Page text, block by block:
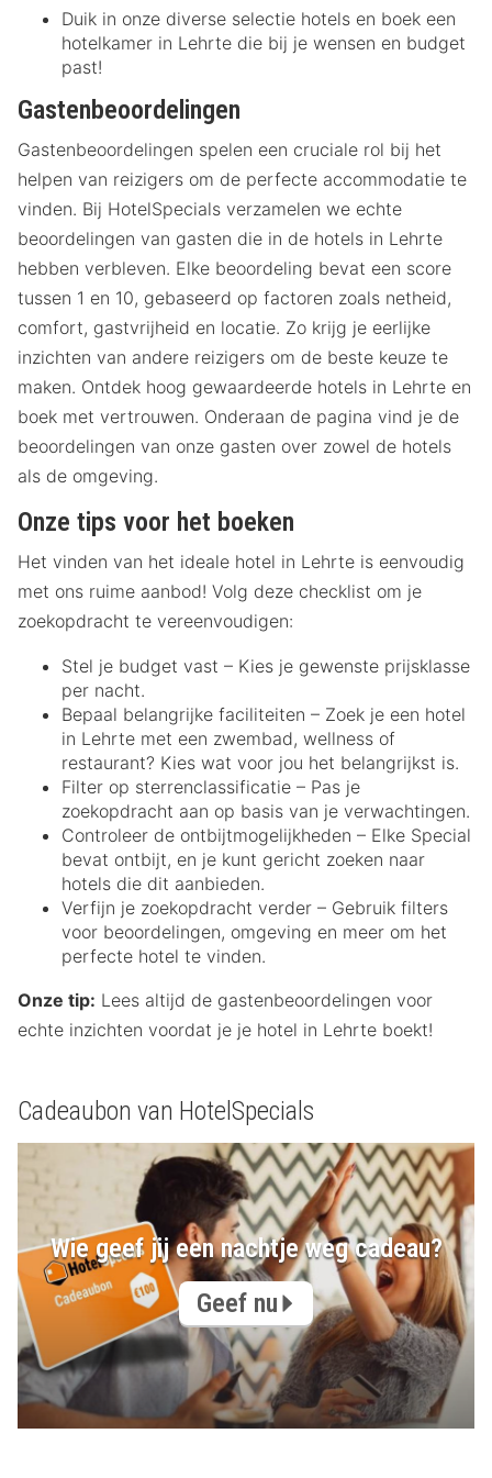
Duik in onze diverse selectie hotels en boek een
hotelkamer in Lehrte die bij je wensen en budget
past!
Gastenbeoordelingen
Gastenbeoordelingen spelen een cruciale rol bij het
helpen van reizigers om de perfecte accommodatie te
vinden. Bij HotelSpecials verzamelen we echte
beoordelingen van gasten die in de hotels in Lehrte
hebben verbleven. Elke beoordeling bevat een score
tussen 1 en 10, gebaseerd op factoren zoals netheid,
comfort, gastvrijheid en locatie. Zo krijg je eerlijke
inzichten van andere reizigers om de beste keuze te
maken. Ontdek hoog gewaardeerde hotels in Lehrte en
boek met vertrouwen. Onderaan de pagina vind je de
beoordelingen van onze gasten over zowel de hotels
als de omgeving.
Onze tips voor het boeken
Het vinden van het ideale hotel in Lehrte is eenvoudig
met ons ruime aanbod! Volg deze checklist om je
zoekopdracht te vereenvoudigen:
Stel je budget vast – Kies je gewenste prijsklasse
per nacht.
Bepaal belangrijke faciliteiten – Zoek je een hotel
in Lehrte met een zwembad, wellness of
restaurant? Kies wat voor jou het belangrijkst is.
Filter op sterrenclassificatie – Pas je
zoekopdracht aan op basis van je verwachtingen.
Controleer de ontbijtmogelijkheden – Elke Special
bevat ontbijt, en je kunt gericht zoeken naar
hotels die dit aanbieden.
Verfijn je zoekopdracht verder – Gebruik filters
voor beoordelingen, omgeving en meer om het
perfecte hotel te vinden.
Onze tip: Lees altijd de gastenbeoordelingen voor
echte inzichten voordat je je hotel in Lehrte boekt!
Cadeaubon van HotelSpecials
Wie geef jij een nachtje weg cadeau?
Geef nu